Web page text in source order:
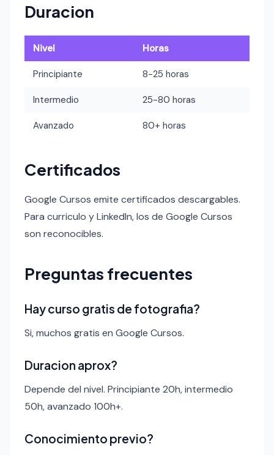
Duracion
Nivel Horas
Principiante 8-25 horas
Intermedio 25-80 horas
Avanzado 80+ horas
Certificados
Google Cursos emite certificados descargables.
Para curriculo y LinkedIn, los de Google Cursos
son reconocibles.
Preguntas frecuentes
Hay curso gratis de fotografia?
Si, muchos gratis en Google Cursos.
Duracion aprox?
Depende del nivel. Principiante 20h, intermedio
50h, avanzado 100h+.
Conocimiento previo?